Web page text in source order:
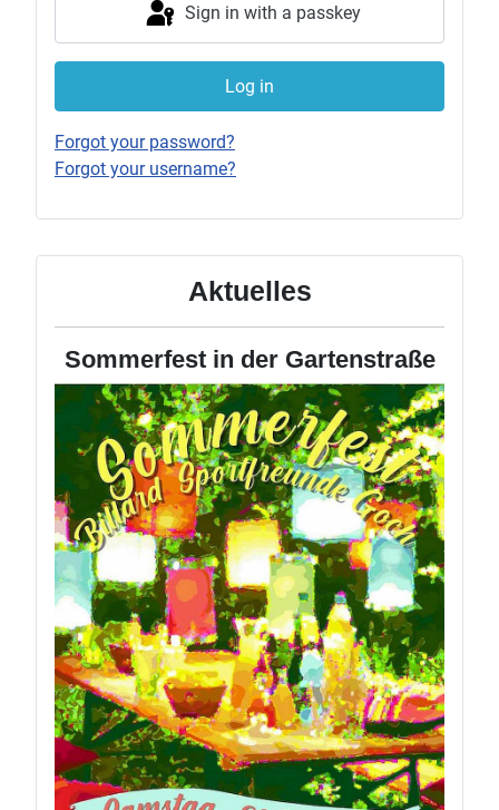
Aktuelles
Sommerfest in der Gartenstraße
Sign in with a passkey
Log in
Forgot your password?
Forgot your username?